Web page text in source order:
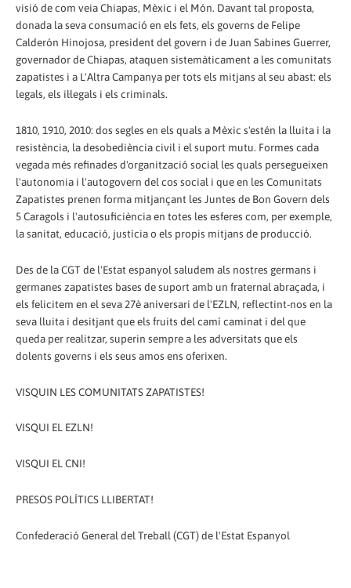
visió de com veia Chiapas, Mèxic i el Món. Davant tal proposta,
donada la seva consumació en els fets, els governs de Felipe
Calderón Hinojosa, president del govern i de Juan Sabines Guerrer,
governador de Chiapas, ataquen sistemàticament a les comunitats
zapatistes i a L'Altra Campanya per tots els mitjans al seu abast: els
legals, els il·legals i els criminals.
1810, 1910, 2010: dos segles en els quals a Mèxic s'estén la lluita i la
resistència, la desobediència civil i el suport mutu. Formes cada
vegada més refinades d'organització social les quals persegueixen
l'autonomia i l'autogovern del cos social i que en les Comunitats
Zapatistes prenen forma mitjançant les Juntes de Bon Govern dels
5 Caragols i l'autosuficiència en totes les esferes com, per exemple,
la sanitat, educació, justícia o els propis mitjans de producció.
Des de la CGT de l'Estat espanyol saludem als nostres germans i
germanes zapatistes bases de suport amb un fraternal abraçada, i
els felicitem en el seva 27è aniversari de l'EZLN, reflectint-nos en la
seva lluita i desitjant que els fruits del camí caminat i del que
queda per realitzar, superin sempre a les adversitats que els
dolents governs i els seus amos ens oferixen.
VISQUIN LES COMUNITATS ZAPATISTES!
VISQUI EL EZLN!
VISQUI EL CNI!
PRESOS POLÍTICS LLIBERTAT!
Confederació General del Treball (CGT) de l'Estat Espanyol